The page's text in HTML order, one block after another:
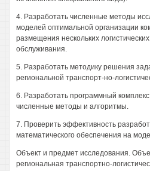
4. Разработать численные методы
моделей оптимальной организации
размещения нескольких
обслуживания.
5. Разработать методику решения
региональной транспорт-но-
6. Разработать программный
численные методы и алгоритмы.
7. Проверить эффективность
математического обеспечения на
Объект и предмет исследования.
региональная транспортно-